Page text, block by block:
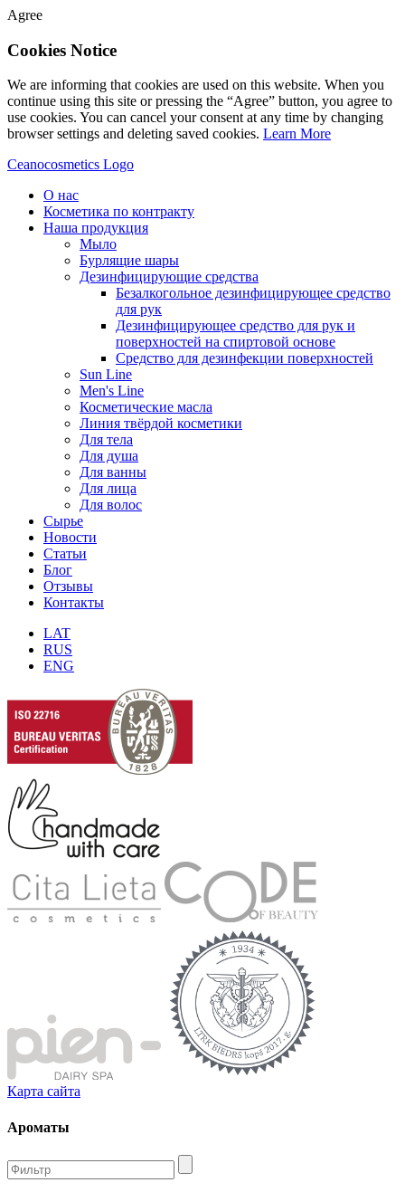
Agree
Cookies Notice
We are informing that cookies are used on this website. When you
continue using this site or pressing the “Agree” button, you agree to
use cookies. You can cancel your consent at any time by changing
browser settings and deleting saved cookies. Learn More
Ceanocosmetics Logo
О нас
Косметика по контракту
Наша продукция
Мыло
Бурлящие шары
Дезинфицирующие средства
Безалкогольное дезинфицирующее средство
для рук
Дезинфицирующее средство для рук и
поверхностей на спиртовой основе
Средство для дезинфекции поверхностей
Sun Line
Men's Line
Косметические масла
Линия твёрдой косметики
Для тела
Для душа
Для ванны
Для лица
Для волос
Сырье
Новости
Статьи
Блог
Отзывы
Контакты
LAT
RUS
ENG
Карта сайта
Ароматы